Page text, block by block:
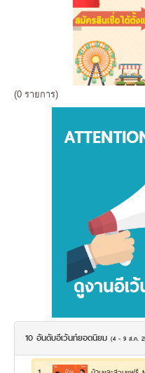
(0 รายการ)
10 อันดับอีเว้นท์ยอดนิยม (4 - 9 ส.ค.